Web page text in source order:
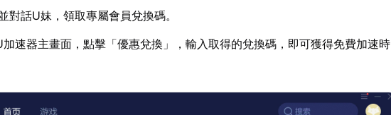
對話U妹，領取專屬會員兌換碼。
速器主畫面，點擊「優惠兌換」，輸入取得的兌換碼，即可獲得免費加速時